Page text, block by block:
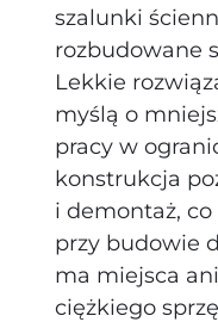
szalunki
rozbudowane
Lekkie
myślą o
pracy w
konstrukcja
i demontaż,
przy budowie
ma miejsca
ciężkiego